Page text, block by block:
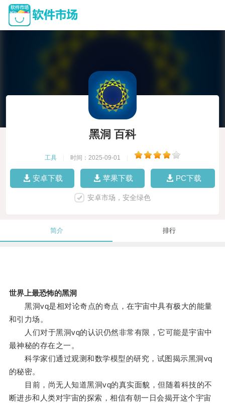
黑洞 百科
工具 时间：2025-09-01
安卓下载 苹果下载 PC下载
安卓市场，安全绿色
简介 排行
世界上最恐怖的黑洞
黑洞vq是相对论奇点的奇点，在宇宙中具有极大的能量
和引力场。
人们对于黑洞vq的认识仍然非常有限，它可能是宇宙中
最神秘的存在之一。
科学家们通过观测和数学模型的研究，试图揭示黑洞vq
的秘密。
目前，尚无人知道黑洞vq的真实面貌，但随着科技的不
断进步和人类对宇宙的探索，相信有朝一日会揭开这个宇宙